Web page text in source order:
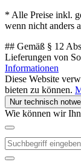
* Alle Preise inkl.
wenn nicht anders
## Gemäß § 12
Lieferungen von
Informationen
Diese Website
bieten zu können.
Nur technisch
Wie können wir